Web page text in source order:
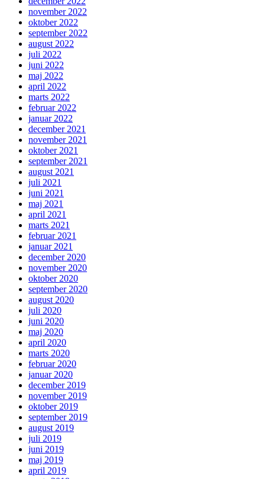
november 2022
oktober 2022
september 2022
august 2022
juli 2022
juni 2022
maj 2022
april 2022
marts 2022
februar 2022
januar 2022
december 2021
november 2021
oktober 2021
september 2021
august 2021
juli 2021
juni 2021
maj 2021
april 2021
marts 2021
februar 2021
januar 2021
december 2020
november 2020
oktober 2020
september 2020
august 2020
juli 2020
juni 2020
maj 2020
april 2020
marts 2020
februar 2020
januar 2020
december 2019
november 2019
oktober 2019
september 2019
august 2019
juli 2019
juni 2019
maj 2019
april 2019